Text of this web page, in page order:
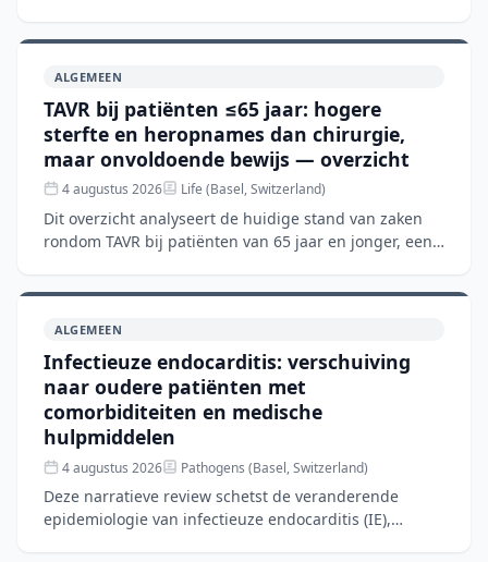
ALGEMEEN
TAVR bij patiënten ≤65 jaar: hogere
sterfte en heropnames dan chirurgie,
maar onvoldoende bewijs — overzicht
4 augustus 2026 Life (Basel, Switzerland)
Dit overzicht analyseert de huidige stand van zaken
rondom TAVR bij patiënten van 65 jaar en jonger, een
ALGEMEEN
Infectieuze endocarditis: verschuiving
naar oudere patiënten met
comorbiditeiten en medische
hulpmiddelen
4 augustus 2026 Pathogens (Basel, Switzerland)
Deze narratieve review schetst de veranderende
epidemiologie van infectieuze endocarditis (IE),